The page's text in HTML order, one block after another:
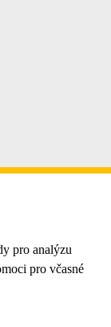
pro analýzu
pro včasné